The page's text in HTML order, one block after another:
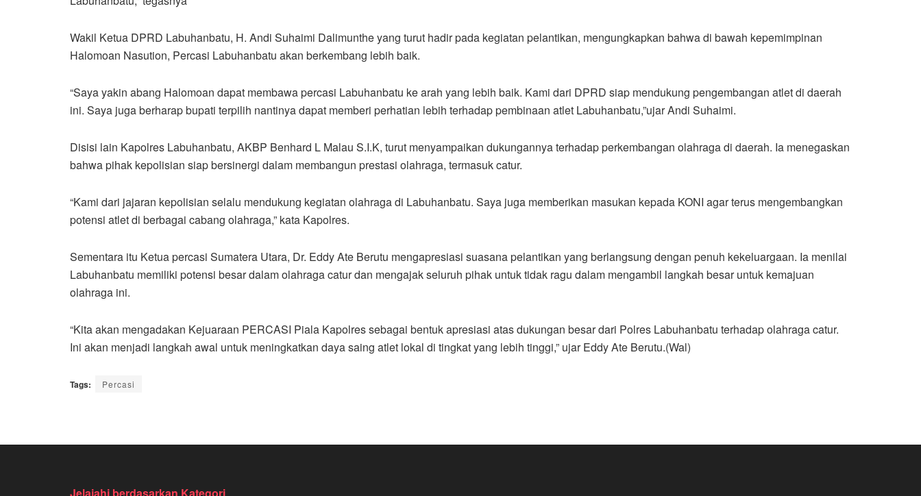
Wakil Ketua DPRD Labuhanbatu, H. Andi Suhaimi Dalimunthe yang turut hadir pada kegiatan pelantikan, mengungkapkan bahwa di bawah kepemimpinan
Halomoan Nasution, Percasi Labuhanbatu akan berkembang lebih baik.
“Saya yakin abang Halomoan dapat membawa percasi Labuhanbatu ke arah yang lebih baik. Kami dari DPRD siap mendukung pengembangan atlet di daerah
ini. Saya juga berharap bupati terpilih nantinya dapat memberi perhatian lebih terhadap pembinaan atlet Labuhanbatu,”ujar Andi Suhaimi.
Disisi lain Kapolres Labuhanbatu, AKBP Benhard L Malau S.I.K, turut menyampaikan dukungannya terhadap perkembangan olahraga di daerah. Ia menegaskan
bahwa pihak kepolisian siap bersinergi dalam membangun prestasi olahraga, termasuk catur.
“Kami dari jajaran kepolisian selalu mendukung kegiatan olahraga di Labuhanbatu. Saya juga memberikan masukan kepada KONI agar terus mengembangkan
potensi atlet di berbagai cabang olahraga,” kata Kapolres.
Sementara itu Ketua percasi Sumatera Utara, Dr. Eddy Ate Berutu mengapresiasi suasana pelantikan yang berlangsung dengan penuh kekeluargaan. Ia menilai
Labuhanbatu memiliki potensi besar dalam olahraga catur dan mengajak seluruh pihak untuk tidak ragu dalam mengambil langkah besar untuk kemajuan
olahraga ini.
“Kita akan mengadakan Kejuaraan PERCASI Piala Kapolres sebagai bentuk apresiasi atas dukungan besar dari Polres Labuhanbatu terhadap olahraga catur.
Ini akan menjadi langkah awal untuk meningkatkan daya saing atlet lokal di tingkat yang lebih tinggi,” ujar Eddy Ate Berutu.(Wal)
Tags: Percasi
Jelajahi berdasarkan Kategori